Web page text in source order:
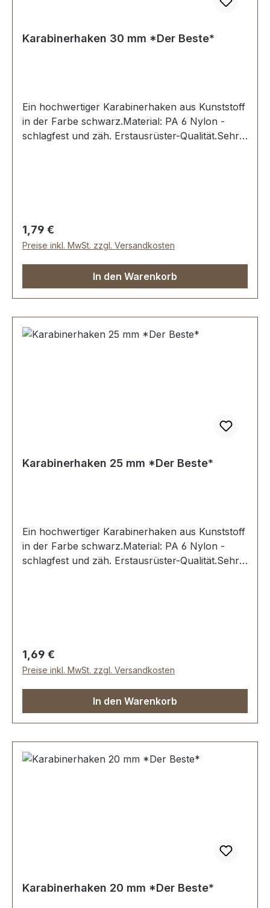
Karabinerhaken 30 mm *Der Beste*
Ein hochwertiger Karabinerhaken aus Kunststoff
in der Farbe schwarz.Material: PA 6 Nylon -
schlagfest und zäh. Erstausrüster-Qualität.Sehr
Regulärer Preis:
1,79 €
Preise inkl. MwSt. zzgl. Versandkosten
In den Warenkorb
Karabinerhaken 25 mm *Der Beste*
Ein hochwertiger Karabinerhaken aus Kunststoff
in der Farbe schwarz.Material: PA 6 Nylon -
schlagfest und zäh. Erstausrüster-Qualität.Sehr
Regulärer Preis:
1,69 €
Preise inkl. MwSt. zzgl. Versandkosten
In den Warenkorb
Karabinerhaken 20 mm *Der Beste*